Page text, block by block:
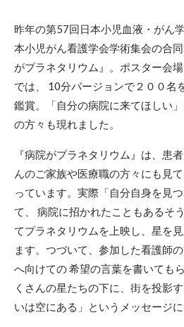
昨年の第57回日本小児血液・がん
本小児がん看護学会学術集会の合
がプラネタリウム』。ポスター会
では、 10分バージョンで２００名
鑑賞。「自分の病院に来てほしい
の方々も現れました。
『病院がプラネタリウム』は、患
んのご家族や医療職の方々にも見
っています。実際「自分自身を見
て、 病院に招かれたこともあるそ
てプラネタリウムを上映し、星を
ます。つづいて、参加した看護師
へ向けての 希望の言葉を書いても
くさんの星たちの下に、街を投影
いは空にある」というメッセージに